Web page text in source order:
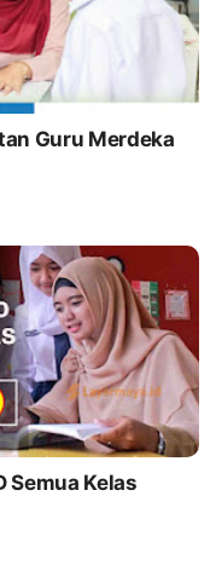
Guru Merdeka
Semua Kelas